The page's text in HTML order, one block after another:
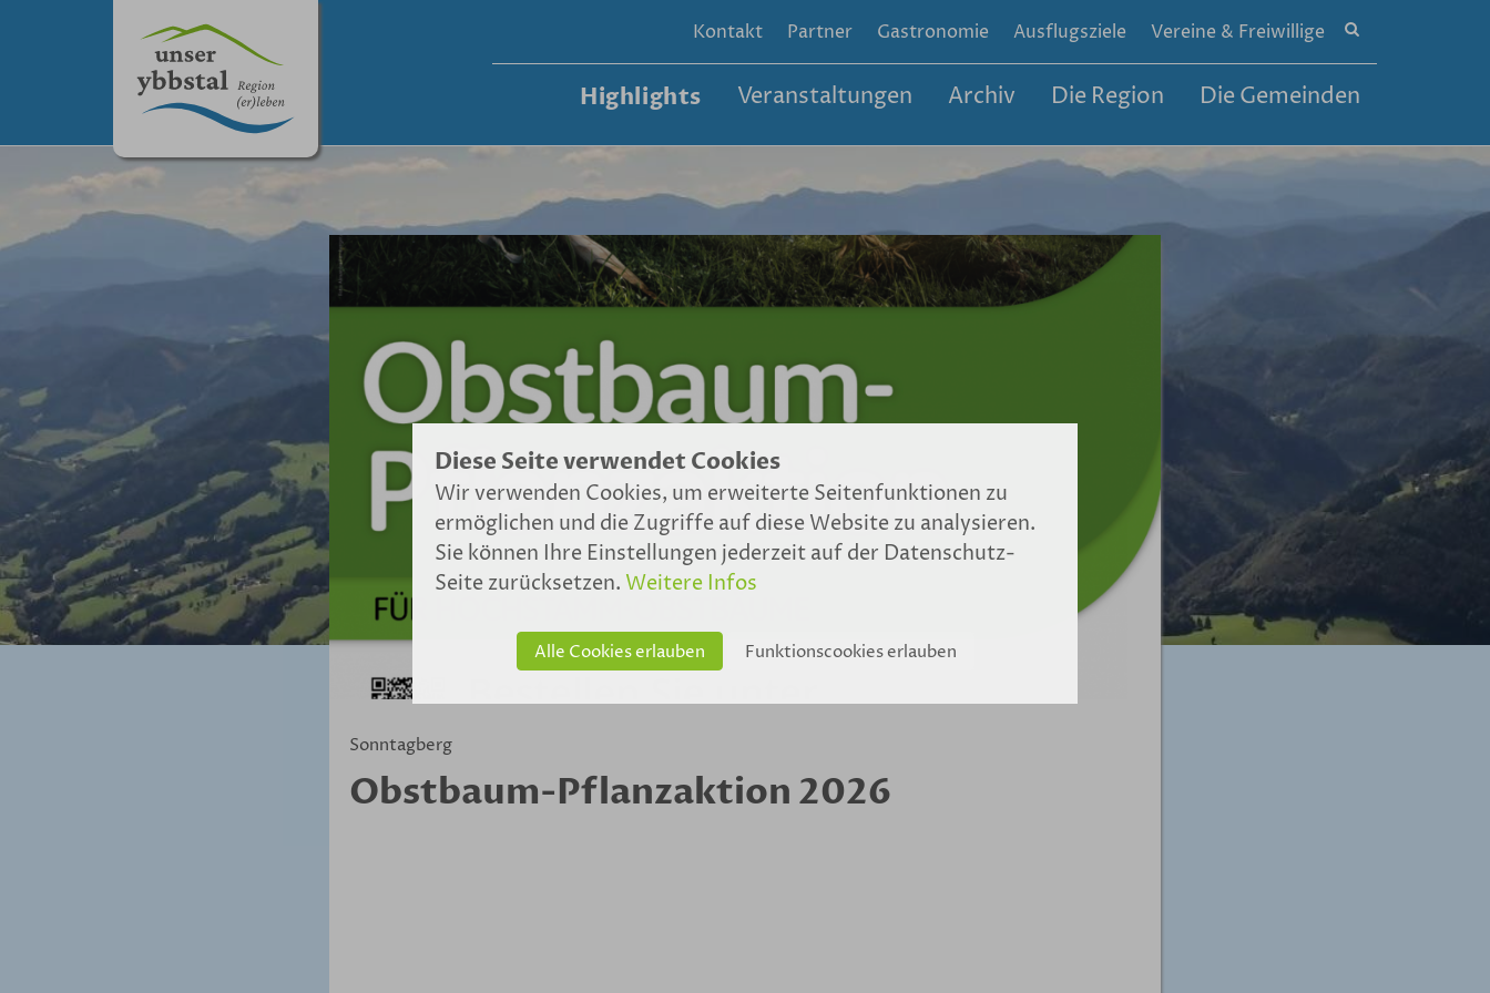
Kontakt Partner Gastronomie Ausflugsziele Vereine & Freiwillige
Site
toggle
Highlights Veranstaltungen Archiv Die Region Die Gemeinden
Sonntagberg
Obstbaum-Pflanzaktion 2026
Diese Seite verwendet Cookies
Wir verwenden Cookies, um erweiterte Seitenfunktionen zu
ermöglichen und die Zugriffe auf diese Website zu analysieren.
Sie können Ihre Einstellungen jederzeit auf der Datenschutz-
Seite zurücksetzen. Weitere Infos
Alle Cookies erlauben Funktionscookies erlauben